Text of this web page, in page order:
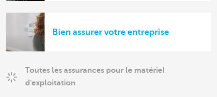
Bien assurer votre entreprise
Toutes les assurances pour le matériel
d'exploitation